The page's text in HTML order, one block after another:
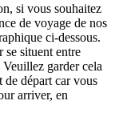
si vous souhaitez
de voyage de nos
ci-dessous.
se situent entre
garder cela
de départ car vous
arriver, en